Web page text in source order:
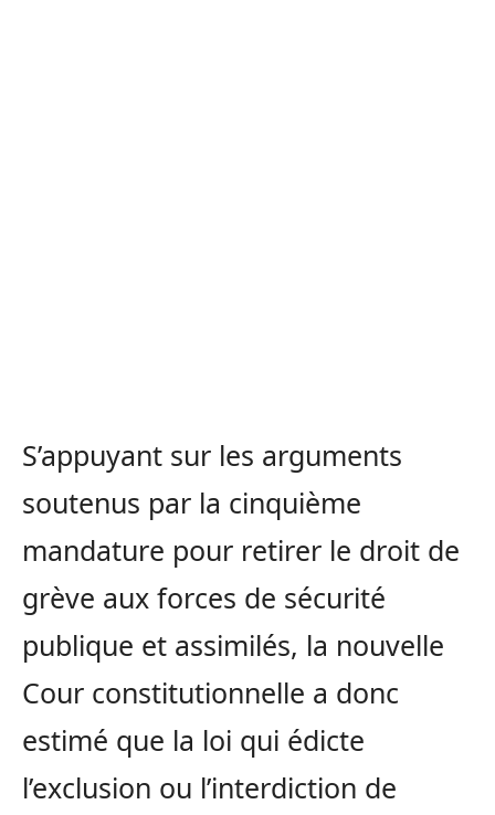
S’appuyant sur les arguments
soutenus par la cinquième
mandature pour retirer le droit de
grève aux forces de sécurité
publique et assimilés, la nouvelle
Cour constitutionnelle a donc
estimé que la loi qui édicte
l’exclusion ou l’interdiction de